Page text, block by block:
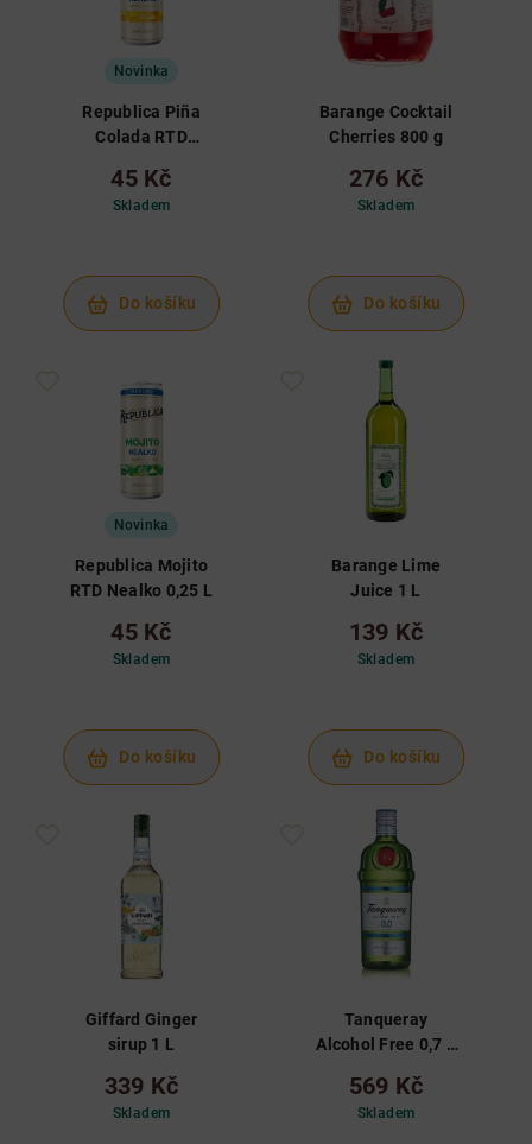
Novinka
Republica Piña
Colada RTD
45 Kč
Skladem
Do košíku
Barange Cocktail
Cherries 800 g
276 Kč
Skladem
Do košíku
Novinka
Republica Mojito
RTD Nealko 0,25 L
45 Kč
Skladem
Do košíku
Barange Lime
Juice 1 L
139 Kč
Skladem
Do košíku
Giffard Ginger
sirup 1 L
339 Kč
Skladem
Tanqueray
Alcohol Free 0,7 L
569 Kč
Skladem